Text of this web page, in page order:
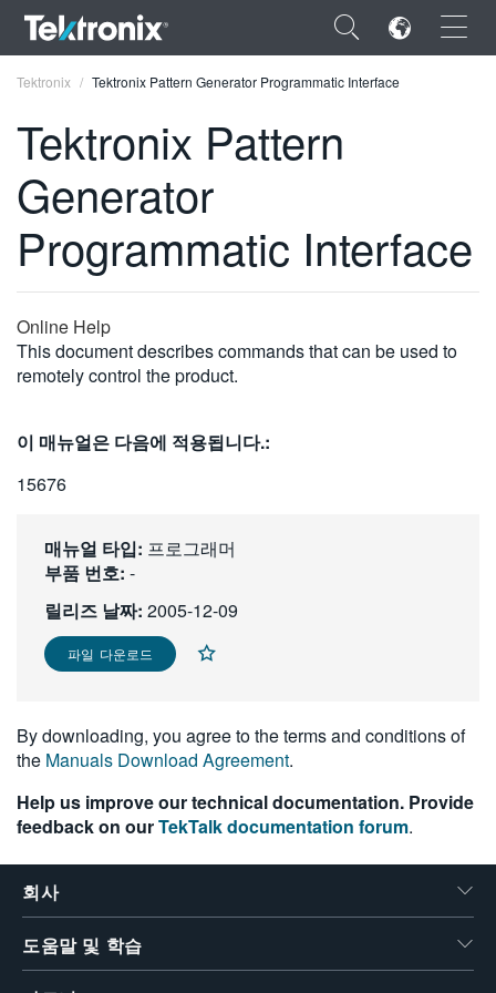
×
ENGLISH
FRANÇAIS
VIỆT NAM
简体中文
日本語
Tektronix Tektronix Pattern Generator Programmatic Interface
Tektronix Pattern
Generator
Programmatic Interface
Online Help
This document describes commands that can be used to
remotely control the product.
이 매뉴얼은 다음에 적용됩니다.:
15676
매뉴얼 타입: 프로그래머
부품 번호: -
릴리즈 날짜: 2005-12-09
파일 다운로드
By downloading, you agree to the terms and conditions of
the Manuals Download Agreement.
Help us improve our technical documentation. Provide
feedback on ourTekTalk documentation forum.
회사
도움말 및 학습